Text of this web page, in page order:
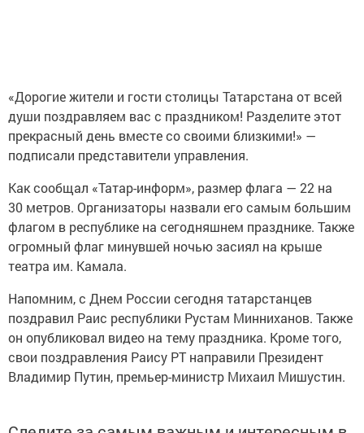
«Дорогие жители и гости столицы Татарстана от всей
души поздравляем вас с праздником! Разделите этот
прекрасный день вместе со своими близкими!» —
подписали представители управления.
Как сообщал «Татар-информ», размер флага — 22 на
30 метров. Организаторы назвали его самым большим
флагом в республике на сегодняшнем празднике. Также
огромный флаг минувшей ночью засиял на крыше
театра им. Камала.
Напомним, с Днем России сегодня татарстанцев
поздравил Раис республики Рустам Минниханов. Также
он опубликовал видео на тему праздника. Кроме того,
свои поздравления Раису РТ направили Президент
Владимир Путин, премьер-министр Михаил Мишустин.